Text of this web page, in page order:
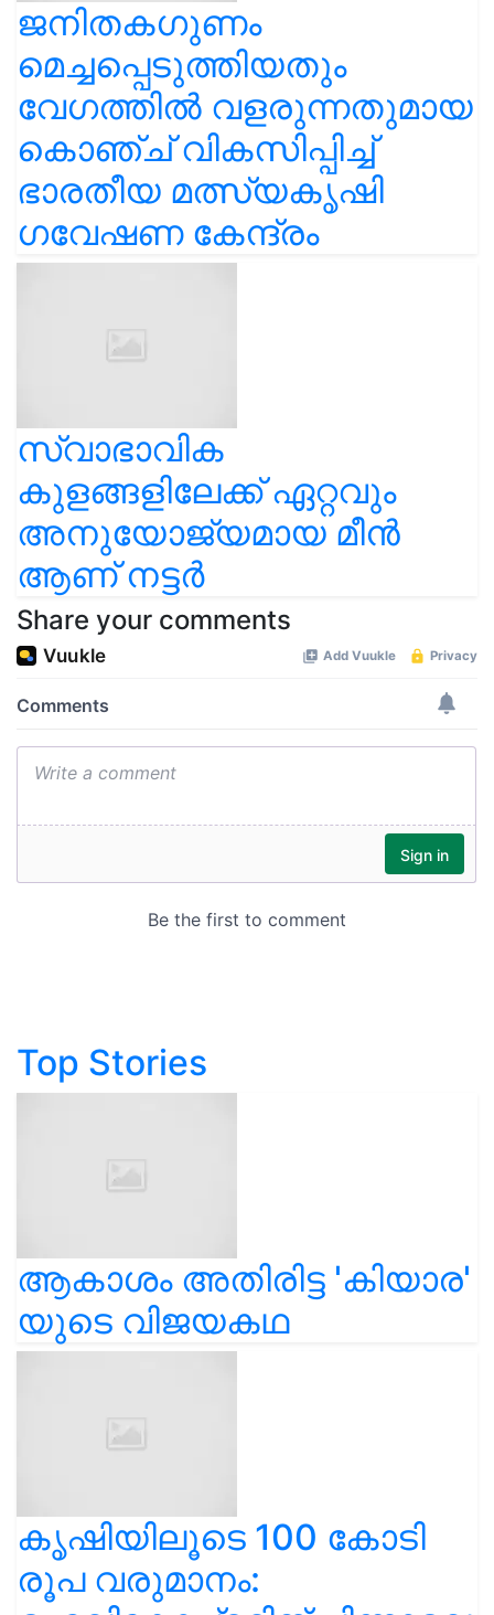
ജനിതകഗുണം
മെച്ചപ്പെടുത്തിയതും
വേഗത്തിൽ വളരുന്നതുമായ
കൊഞ്ച് വികസിപ്പിച്ച്
ഭാരതീയ മത്സ്യകൃഷി
ഗവേഷണ കേന്ദ്രം
സ്വാഭാവിക
കുളങ്ങളിലേക്ക് ഏറ്റവും
അനുയോജ്യമായ മീൻ
ആണ് നട്ടർ
Share your comments
Top Stories
ആകാശം അതിരിട്ട 'കിയാര'
യുടെ വിജയകഥ
കൃഷിയിലൂടെ 100 കോടി
രൂപ വരുമാനം: